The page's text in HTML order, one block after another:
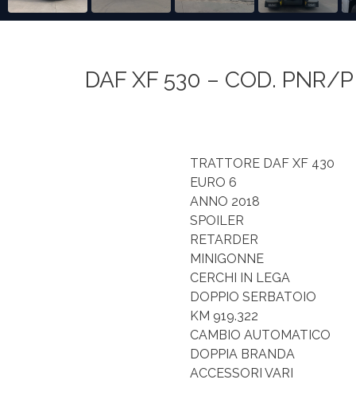
DAF XF 530 – COD. PNR/P
TRATTORE DAF XF 430
EURO 6
ANNO 2018
SPOILER
RETARDER
MINIGONNE
CERCHI IN LEGA
DOPPIO SERBATOIO
KM 919.322
CAMBIO AUTOMATICO
DOPPIA BRANDA
ACCESSORI VARI